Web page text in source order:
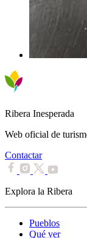
Ribera Inesperada
Web oficial de
Contactar
Explora la Ribera
Pueblos
Qué ver